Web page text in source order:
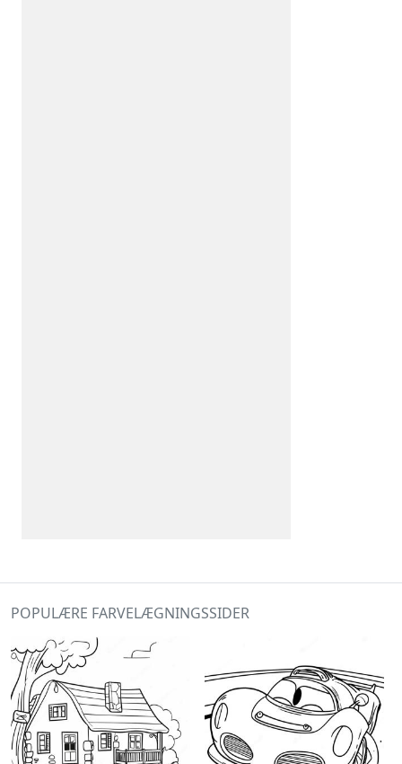
POPULÆRE FARVELÆGNINGSSIDER